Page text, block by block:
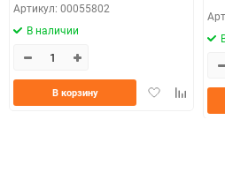
Артикул: 00055802
В наличии
Добавить
В корзину